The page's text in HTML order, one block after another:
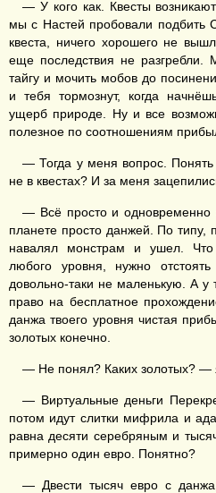
— У кого как. Квесты
мы с Настей пробовали подбить
квеста, ничего хорошего не
еще последствия не разгребли.
тайгу и мочить мобов до
и тебя тормознут, когда
ущерб природе. Ну и все
полезное по соотношениям
— Тогда у меня вопрос.
не в квестах? И за меня
— Всё просто и
планете просто данжей. По типу,
навалял монстрам и ушел.
любого уровня, нужно
довольно-таки не маленькую. А у
право на бесплатное
данжа твоего уровня чистая
золотых конечно.
— Не понял? Каких золотых? —
— Виртуальные деньги
потом идут слитки мифрила и
равна десяти серебряным и
примерно один евро. Понятно?
— Двести тысяч евро с